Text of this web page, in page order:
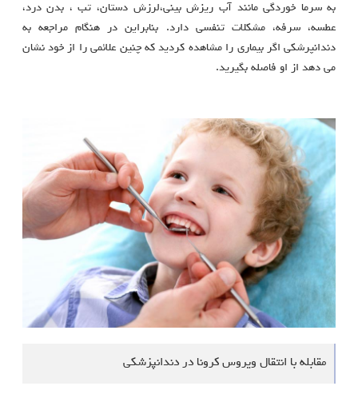
به سرما خوردگی مانند آب ریزش بینی،لرزش دستان، تب ، بدن درد،
عطسه، سرفه، مشکلات تنفسی دارد. بنابراین در هنگام مراجعه به
دندانپرشکی اگر بیماری را مشاهده کردید که چنین علائمی را از خود نشان
می دهد از او فاصله بگیرید.
مقابله با انتقال ویروس کرونا در دندانپزشکی